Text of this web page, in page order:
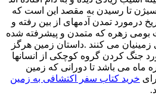
تا رسیدن به مقصد این است که
درمورد تمدن آدمهای از بین رفته و
بومی زهره که متمدن و پیشرفته شده
زمینیان می کنند .داستان زمین هرگز
جنگ کردن گروه کوچکی از انسانها
ماه می باشد تا دورانی که زمین
خرید کتاب سفر اکتشافی به زمین